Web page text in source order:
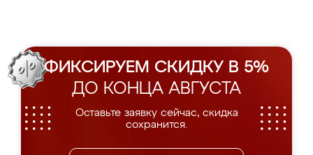
ФИКСИРУЕМ СКИДКУ В 5%
ДО КОНЦА АВГУСТА
Оставьте заявку сейчас, скидка
сохранится.